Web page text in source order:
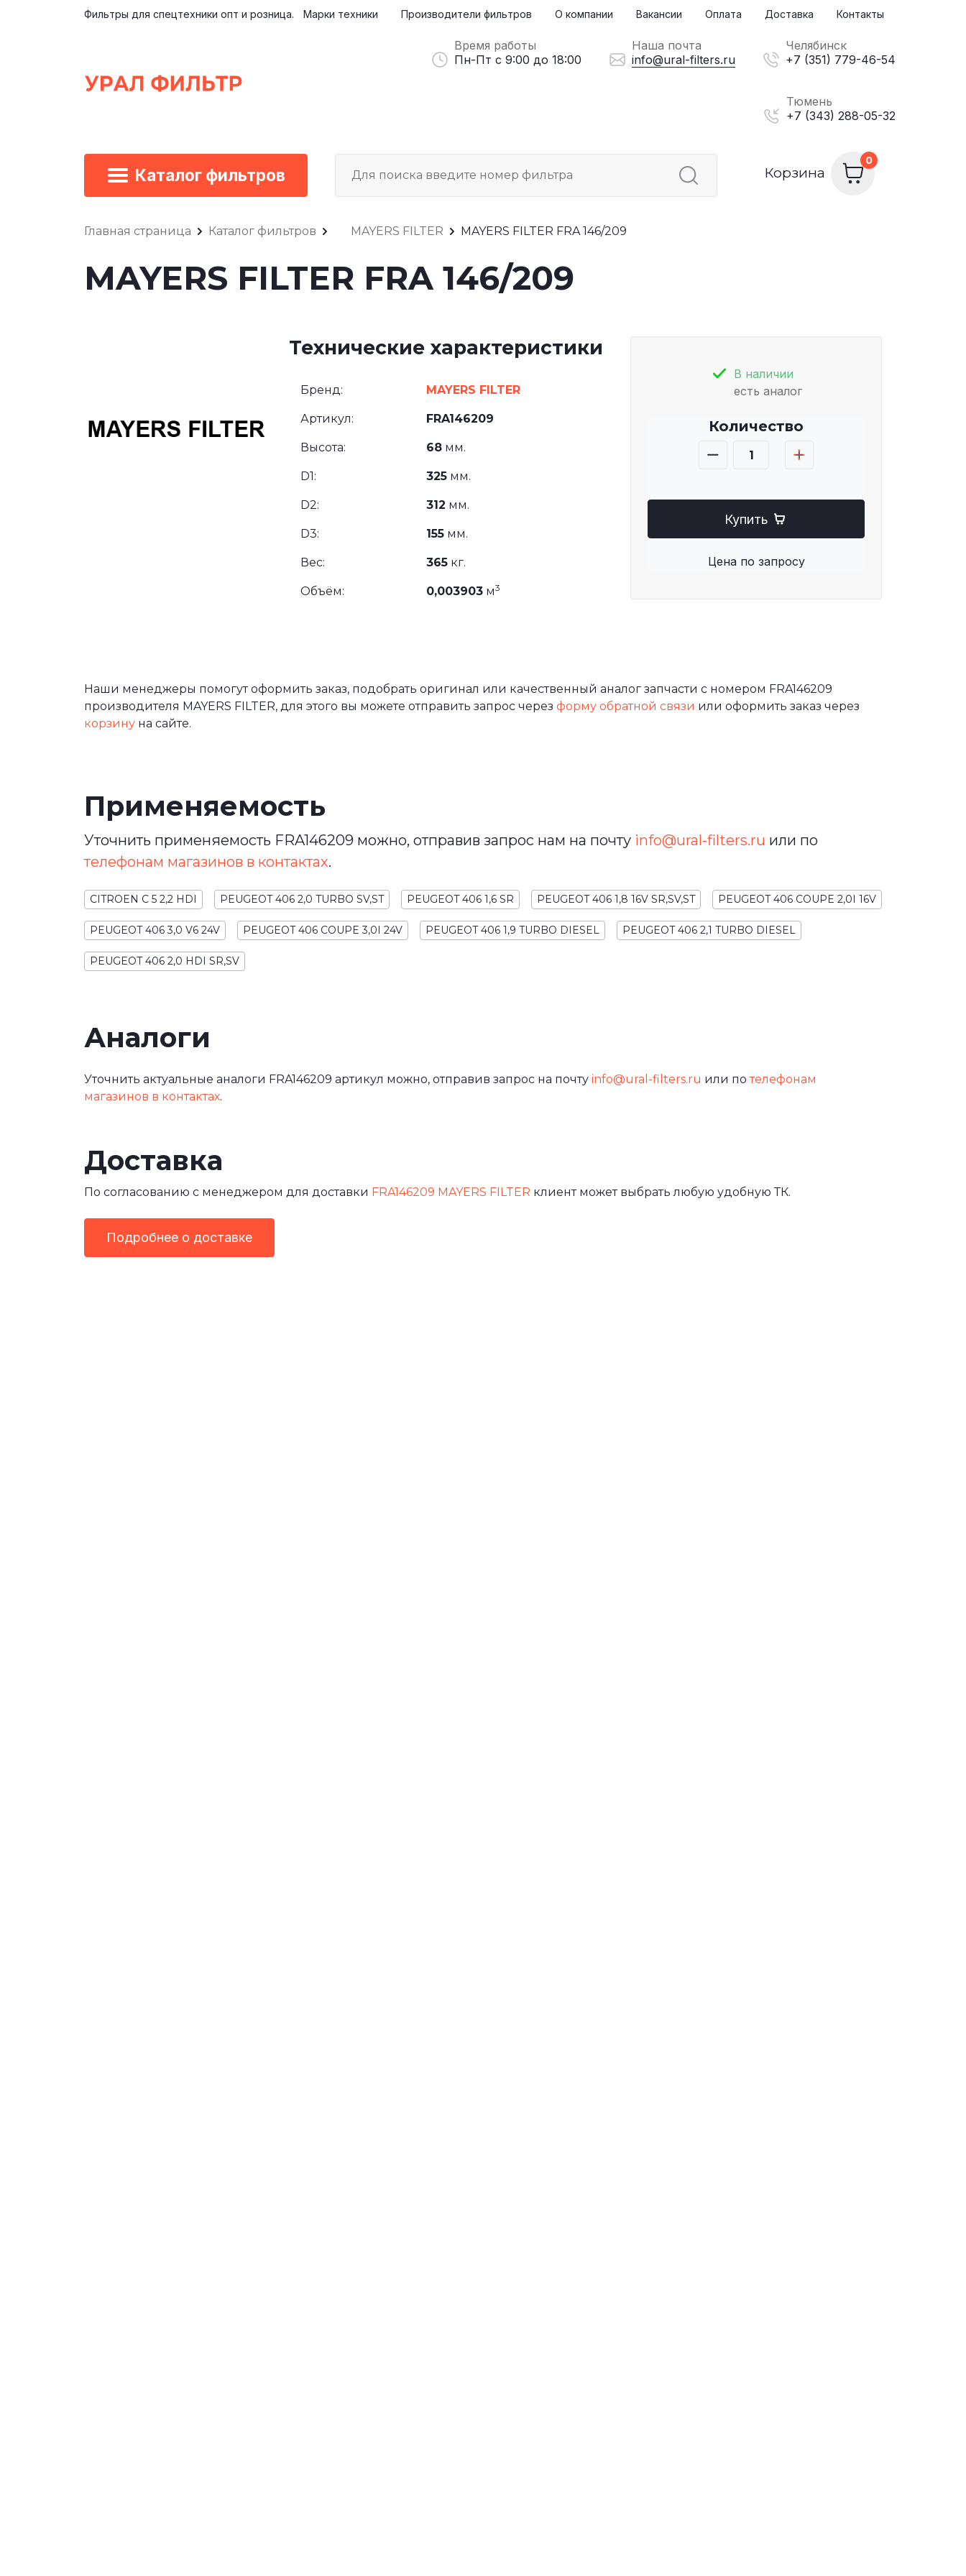
Каталог фильтров Корзина
Фильтры для спецтехники опт и розница. Марки техники Производители фильтров О компании Вакансии Оплата Доставка Контакты
Время работы
Пн-Пт с 9:00 до 18:00
Наша почта
info@ural-filters.ru
Челябинск
+7 (351) 779-46-54
Тюмень
+7 (343) 288-05-32
Главная страница Каталог фильтров MAYERS FILTER MAYERS FILTER FRA 146/209
MAYERS FILTER FRA 146/209
В наличии
есть аналог
Количество
Купить
Цена по запросу
Технические характеристики
Бренд: MAYERS FILTER
Артикул: FRA146209
Высота: 68 мм.
D1: 325 мм.
D2: 312 мм.
D3: 155 мм.
Вес: 365 кг.
Объём: 0,003903 м3
Наши менеджеры помогут оформить заказ, подобрать оригинал или качественный аналог запчасти с номером FRA146209
производителя MAYERS FILTER, для этого вы можете отправить запрос через форму обратной связи или оформить заказ через
корзину на сайте.
Применяемость
Уточнить применяемость FRA146209 можно, отправив запрос нам на почту info@ural-filters.ru или по
телефонам магазинов в контактах.
CITROEN C 5 2,2 HDI PEUGEOT 406 2,0 TURBO SV,ST PEUGEOT 406 1,6 SR PEUGEOT 406 1,8 16V SR,SV,ST PEUGEOT 406 COUPE 2,0I 16V
PEUGEOT 406 3,0 V6 24V PEUGEOT 406 COUPE 3,0I 24V PEUGEOT 406 1,9 TURBO DIESEL PEUGEOT 406 2,1 TURBO DIESEL
PEUGEOT 406 2,0 HDI SR,SV
Аналоги
Уточнить актуальные аналоги FRA146209 артикул можно, отправив запрос на почту info@ural-filters.ru или потелефонам
магазинов в контактах.
Доставка
По согласованию с менеджером для доставки FRA146209 MAYERS FILTER клиент может выбрать любую удобную ТК.
Подробнее о доставке